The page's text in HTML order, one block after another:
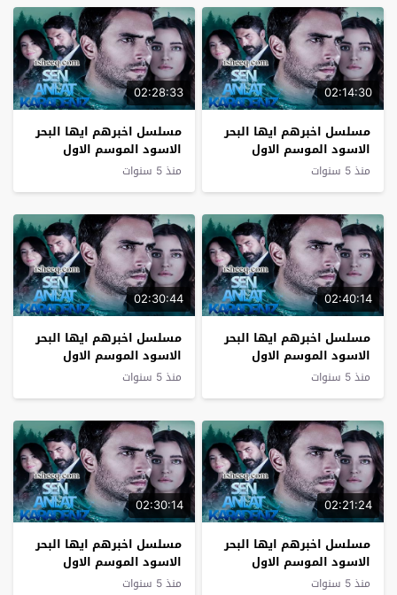
02:14:30
مسلسل اخبرهم ايها البحر
الاسود الموسم الاول
الحلقة 10
منذ 5 سنوات
02:28:33
مسلسل اخبرهم ايها البحر
الاسود الموسم الاول
الحلقة 9
منذ 5 سنوات
02:40:14
مسلسل اخبرهم ايها البحر
الاسود الموسم الاول
الحلقة 8
منذ 5 سنوات
02:30:44
مسلسل اخبرهم ايها البحر
الاسود الموسم الاول
الحلقة 7
منذ 5 سنوات
02:21:24
مسلسل اخبرهم ايها البحر
الاسود الموسم الاول
الحلقة 6
منذ 5 سنوات
02:30:14
مسلسل اخبرهم ايها البحر
الاسود الموسم الاول
الحلقة 5
منذ 5 سنوات